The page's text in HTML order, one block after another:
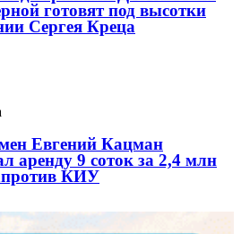
готовят под высотки
Сергея Креца
Евгений Кацман
аренду 9 соток за 2,4 млн
КИУ